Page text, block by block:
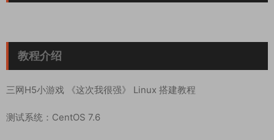
教程介绍
三网H5小游戏 《这次我很强》 Linux 搭建教程
测试系统：CentOS 7.6